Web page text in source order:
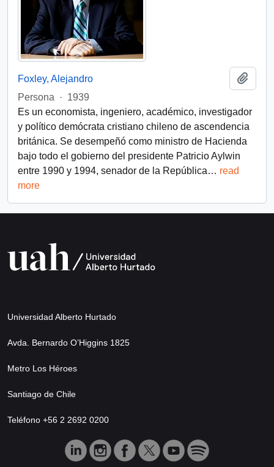
Foxley, Alejandro
Persona
· 1939
Es un economista, ingeniero, académico, investigador
y político demócrata cristiano chileno de ascendencia
británica. Se desempeñó como ministro de Hacienda
bajo todo el gobierno del presidente Patricio Aylwin
entre 1990 y 1994, senador de la República… read
more
Universidad Alberto Hurtado
Avda. Bernardo O’Higgins 1825
Metro Los Héroes
Santiago de Chile
Teléfono +56 2 2692 0200